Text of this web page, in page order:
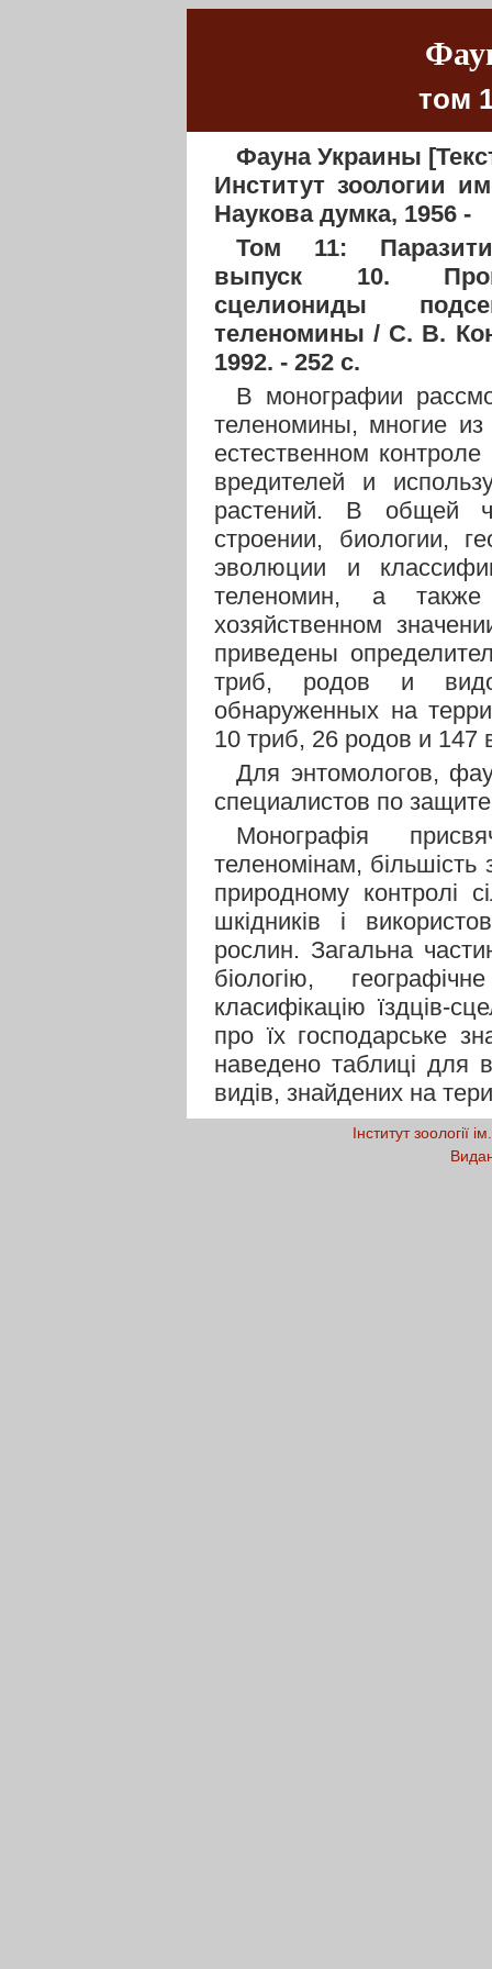
том
Фауна Украины
Институт зоологии
Наукова думка, 1956 -
Том 11:
выпуск 10.
сцелиониды
теленомины / С. В.
1992. - 252 с.
В монографии
теленомины, многие
естественном
вредителей и
растений. В общей
строении, биологии,
эволюции и
теленомин, а
хозяйственном
приведены
триб, родов и
обнаруженных на
10 триб, 26 родов и 147
Для энтомологов,
специалистов по
Монографія
теленомінам,
природному контролі
шкідників і
рослин. Загальна
біологію,
класифікацію їздців-
про їх господарське
наведено таблиці для
видів, знайдених на
Інститут зоології